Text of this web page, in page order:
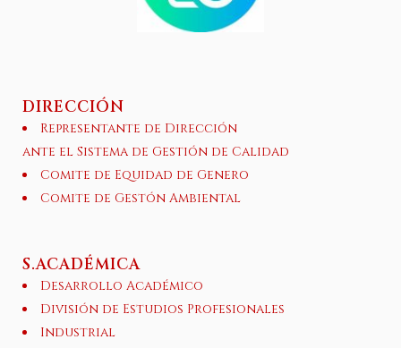
DIRECCIÓN
Representante de Dirección
ante el Sistema de Gestión de Calidad
Comite de Equidad de Genero
Comite de Gestón Ambiental
S.ACADÉMICA
Desarrollo Académico
División de Estudios Profesionales
Industrial